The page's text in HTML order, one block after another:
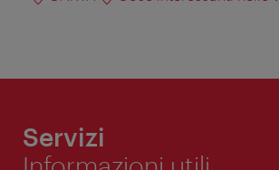
Servizi